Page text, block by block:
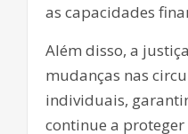
as capacidades
Além disso, a
mudanças nas
individuais,
continue a proteger